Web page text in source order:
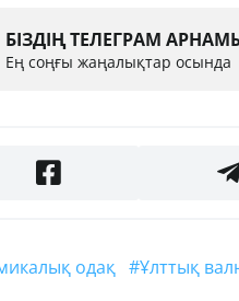
БІЗДІҢ ТЕЛЕГРАМ
Ең соңғы жаңалықтар осында
одақ #Ұлттық